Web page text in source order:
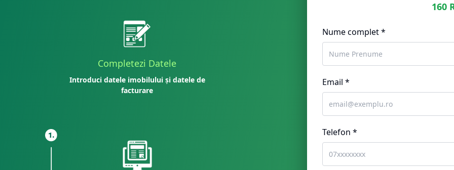
Completezi Datele
Introduci datele imobilului și datele de
facturare
160
Nume complet *
Email *
Telefon *